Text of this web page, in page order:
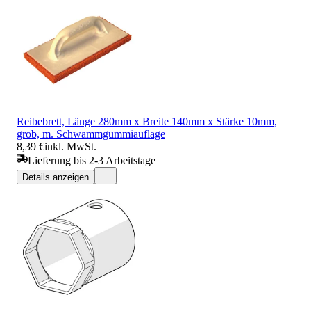
Reibebrett, Länge 280mm x Breite 140mm x Stärke 10mm,
grob, m. Schwammgummiauflage
8,39 €inkl. MwSt.
Lieferung bis 2-3 Arbeitstage
Details anzeigen